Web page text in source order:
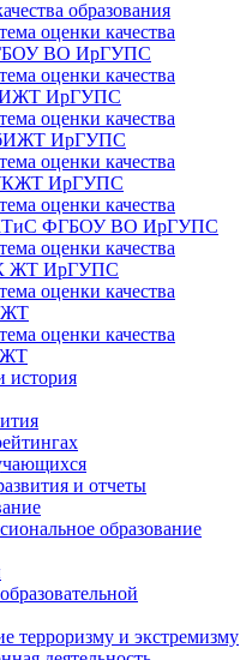
образования
оценки качества
ВО ИрГУПС
оценки качества
ИрГУПС
оценки качества
ИрГУПС
оценки качества
ИрГУПС
оценки качества
ФГБОУ ВО ИрГУПС
оценки качества
ЖТ ИрГУПС
оценки качества
оценки качества
история
и отчеты
образование
терроризму и экстремизму